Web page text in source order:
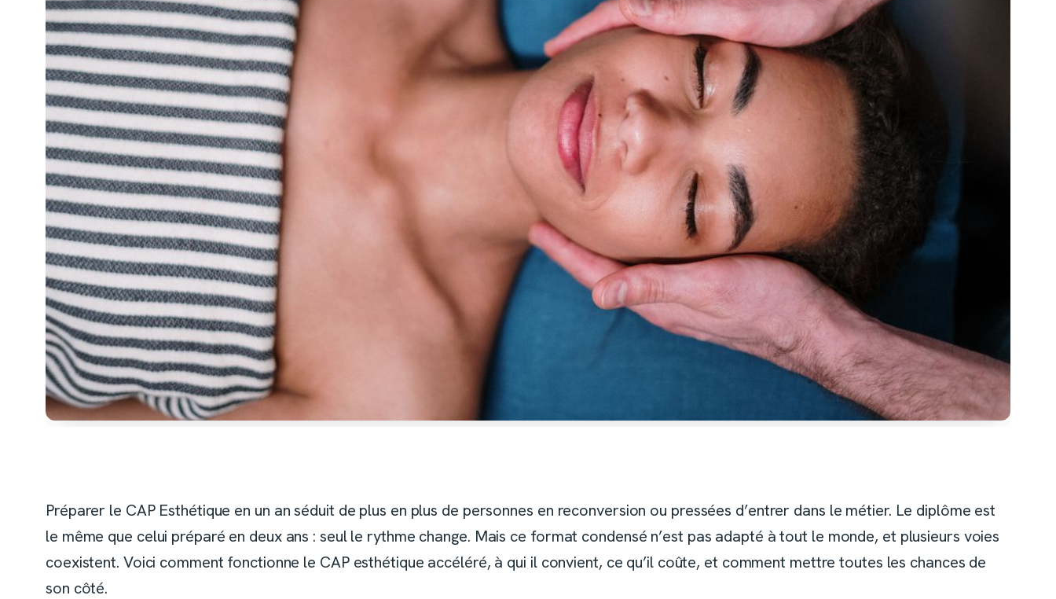
Préparer le CAP Esthétique en un an séduit de plus en plus de personnes en reconversion ou pressées d’entrer dans le métier. Le diplôme est
le même que celui préparé en deux ans : seul le rythme change. Mais ce format condensé n’est pas adapté à tout le monde, et plusieurs voies
coexistent. Voici comment fonctionne le CAP esthétique accéléré, à qui il convient, ce qu’il coûte, et comment mettre toutes les chances de
son côté.